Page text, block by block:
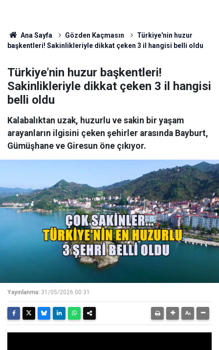
Ana Sayfa Gözden Kaçmasın
Türkiye'nin huzur
başkentleri! Sakinlikleriyle dikkat çeken 3 il hangisi belli oldu
Türkiye'nin huzur başkentleri!
Sakinlikleriyle dikkat çeken 3 il hangisi
belli oldu
Kalabalıktan uzak, huzurlu ve sakin bir yaşam
arayanların ilgisini çeken şehirler arasında Bayburt,
Gümüşhane ve Giresun öne çıkıyor.
Yayınlanma: 31/05/2026 00:31